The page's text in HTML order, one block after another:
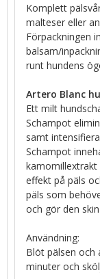
Komplett
malteser eller
Förpackningen
balsam/
runt hundens
Artero Blanc
Ett milt
Schampot
samt
Schampot
kamomillextrakt
effekt på päls
päls som
och gör den
Användning:
Blöt pälsen och
minuter och